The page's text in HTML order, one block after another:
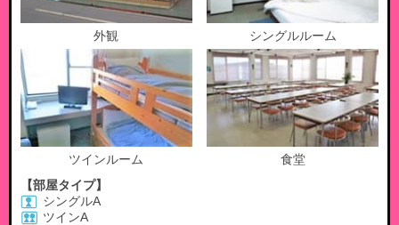
外観 シングルルーム
ツインルーム
食堂
【部屋タイプ】
シングルA
ツインA